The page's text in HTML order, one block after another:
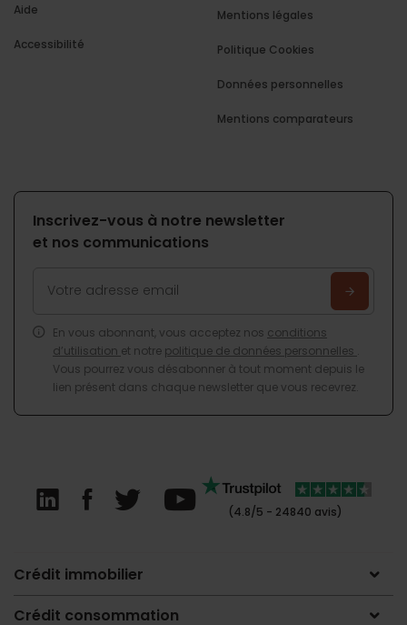
Aide
Accessibilité
Mentions légales
Politique Cookies
Données personnelles
Mentions comparateurs
Inscrivez-vous à notre newsletter
et nos communications
En vous abonnant, vous acceptez nos conditions
d’utilisation et notre politique de données personnelles
Vous pourrez vous désabonner à tout moment depuis le
lien présent dans chaque newsletter que vous recevrez.
(4.8/5 - 24840 avis)
Crédit immobilier
Crédit consommation